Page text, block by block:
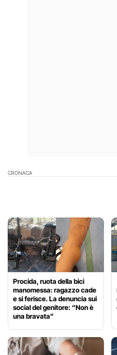
CRONACA
Procida, ruota della bici
manomessa: ragazzo cade
e si ferisce. La denuncia sui
social del genitore: “Non è
una bravata”